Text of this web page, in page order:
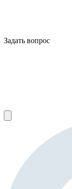
Задать вопрос